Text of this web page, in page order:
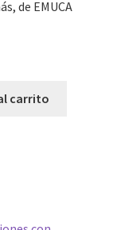
de EMUCA
carrito